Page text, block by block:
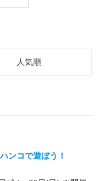
人気順
ンコで遊ぼう！